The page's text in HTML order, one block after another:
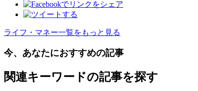
ライフ・マネー一覧をもっと見る
今、あなたにおすすめの記事
関連キーワードの記事を探す